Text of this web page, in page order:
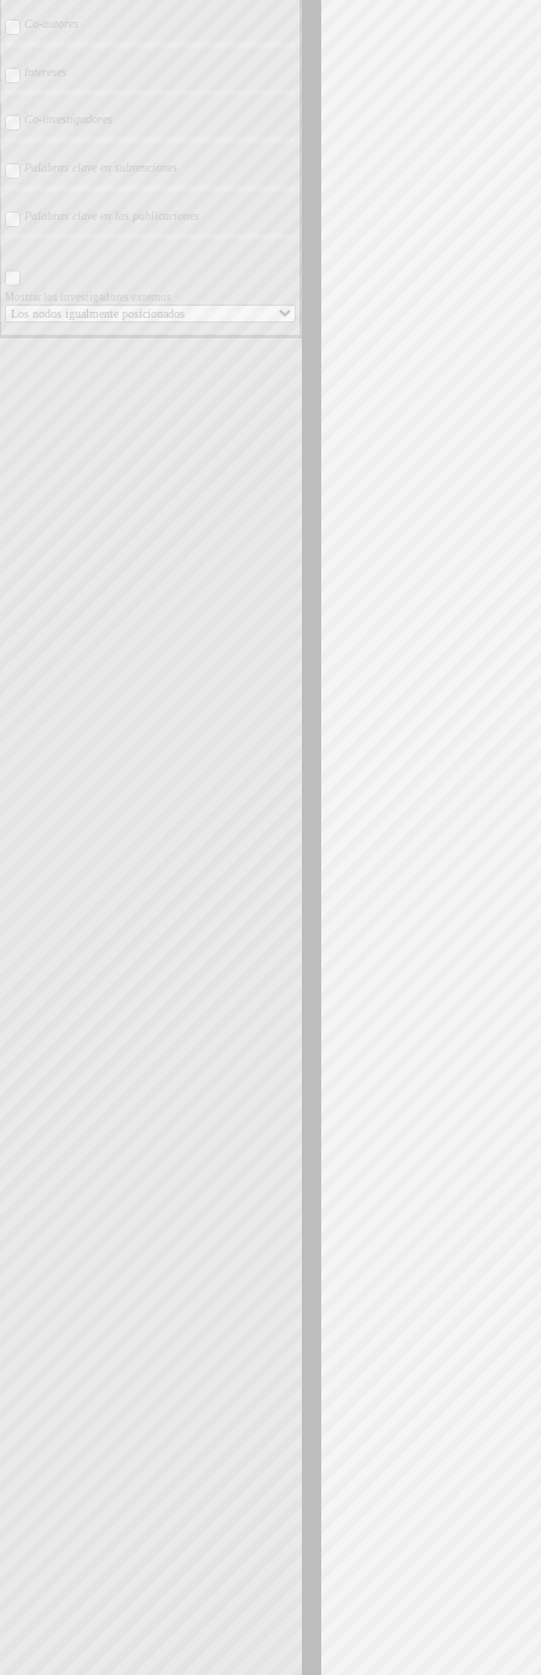
Co-autores
Intereses
Co-investigadores
Palabras clave en subvenciones
Palabras clave en las publicaciones
Mostrar los investigadores externos